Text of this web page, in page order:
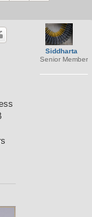
Siddharta
Senior Member